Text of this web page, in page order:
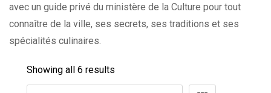
avec un guide privé du ministère de la Culture pour tout
connaître de la ville, ses secrets, ses traditions et ses
spécialités culinaires.
Showing all 6 results